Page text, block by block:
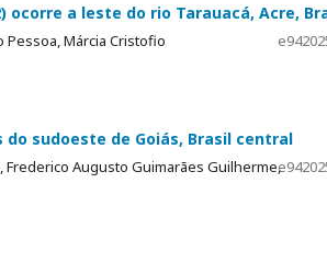
ocorre a leste do rio Tarauacá, Acre,
Pessoa, Márcia Cristofio
sudoeste de Goiás, Brasil central
Frederico Augusto Guimarães Guilherme,